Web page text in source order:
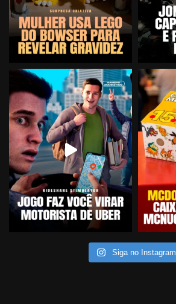
Siga no Instagram